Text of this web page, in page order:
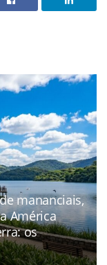
mananciais,
América
os